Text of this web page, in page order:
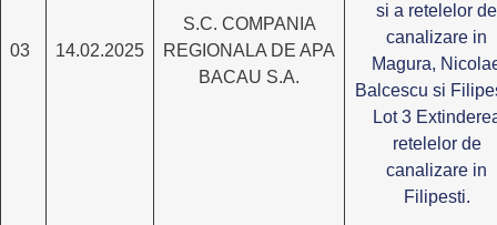
03 14.02.2025
S.C. COMPANIA
REGIONALA DE APA
BACAU S.A.
si a retelelor de
canalizare in
Magura,
Balcescu si
Lot 3
retelelor de
canalizare in
Filipesti.